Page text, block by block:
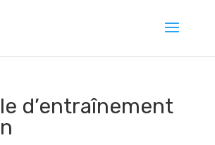
d’entraînement